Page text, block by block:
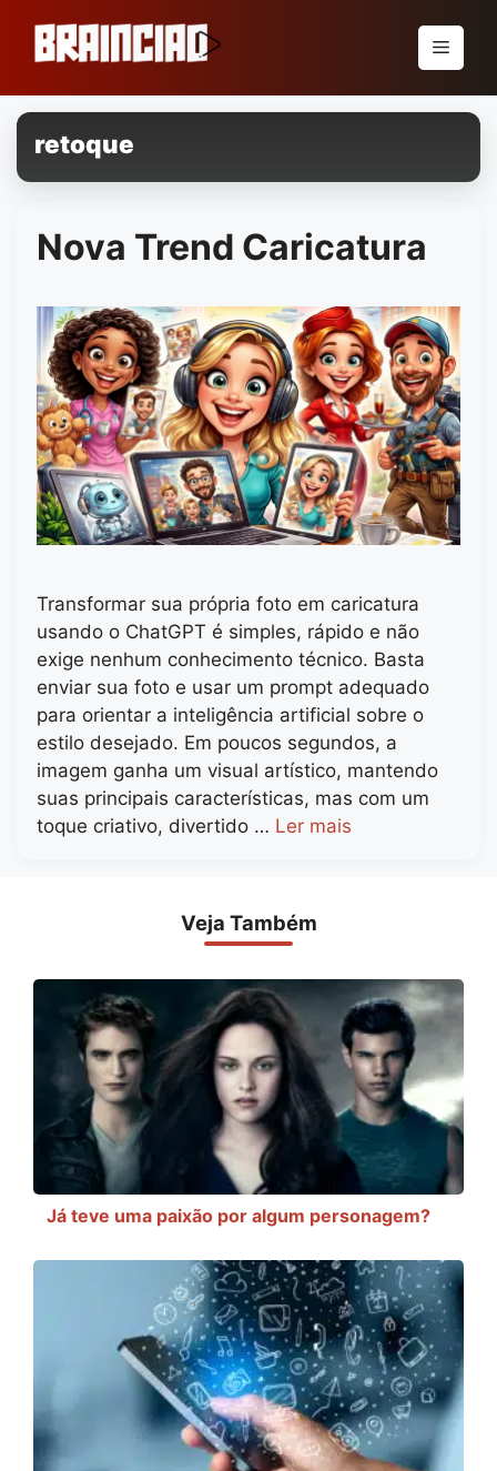
conteúdo
Menu
retoque
Nova Trend Caricatura
Transformar sua própria foto em caricatura
usando o ChatGPT é simples, rápido e não
exige nenhum conhecimento técnico. Basta
enviar sua foto e usar um prompt adequado
para orientar a inteligência artificial sobre o
estilo desejado. Em poucos segundos, a
imagem ganha um visual artístico, mantendo
suas principais características, mas com um
toque criativo, divertido … Ler mais
Veja Também
Já teve uma paixão por algum personagem?